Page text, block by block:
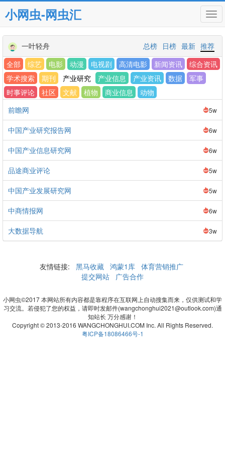
小网虫-网虫汇
一叶轻舟 推荐
最新
日榜
总榜
全部
综艺 电影 动漫 电视剧 高清电影 新闻资讯
综合资讯
学术搜索
期刊 产业研究 产业信息 产业资讯 数据
军事
时事评论
社区 文献 植物 商业信息
动物
前瞻网
5w
中国产业研究报告网 6w
中国产业信息研究网 6w
品途商业评论 5w
中国产业发展研究网 5w
中商情报网 6w
大数据导航 3w
友情链接: 黑马收藏 鸿蒙1库 体育营销推广
提交网站
广告合作
小网虫©2017 本网站所有内容都是靠程序在互联网上自动搜集而来，仅供测试和学
习交流。若侵犯了您的权益，请即时发邮件(wangchonghui2021@outlook.com)通
知站长 万分感谢！
Copyright © 2013-2016 WANGCHONGHUI.COM Inc. All Rights Reserved.
粤ICP备18086466号-1